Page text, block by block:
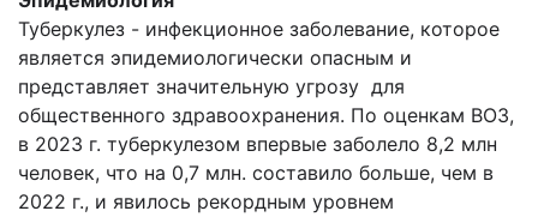
Туберкулез - инфекционное заболевание, которое
является эпидемиологически опасным и
представляет значительную угрозу для
общественного здравоохранения. По оценкам ВОЗ,
в 2023 г. туберкулезом впервые заболело 8,2 млн
человек, что на 0,7 млн. составило больше, чем в
2022 г., и явилось рекордным уровнем